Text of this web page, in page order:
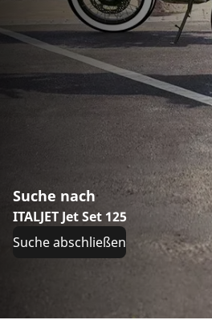
Suche nach
ITALJET Jet Set 125
Suche abschließen